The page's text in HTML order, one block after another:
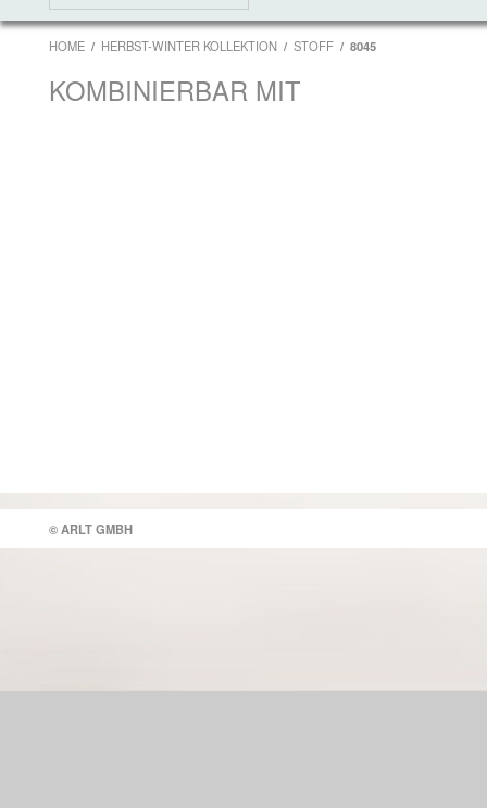
HOME HERBST-WINTER KOLLEKTION STOFF 8045
KOMBINIERBAR MIT
© ARLT GMBH